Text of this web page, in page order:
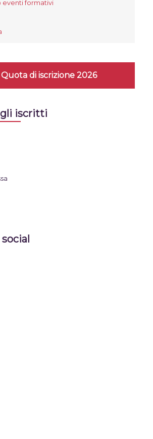
eventi formativi
Quota di iscrizione 2026
iscritti